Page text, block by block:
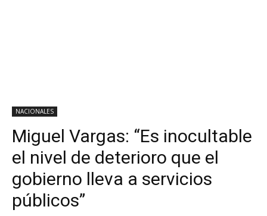
NACIONALES
Miguel Vargas: “Es inocultable
el nivel de deterioro que el
gobierno lleva a servicios
públicos”